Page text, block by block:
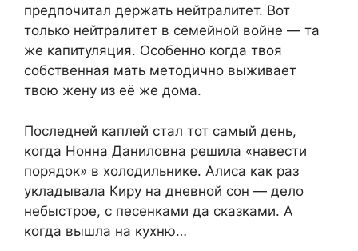
предпочитал держать нейтралитет. Вот
только нейтралитет в семейной войне — та
же капитуляция. Особенно когда твоя
собственная мать методично выживает
твою жену из её же дома.
Последней каплей стал тот самый день,
когда Нонна Даниловна решила «навести
порядок» в холодильнике. Алиса как раз
укладывала Киру на дневной сон — дело
небыстрое, с песенками да сказками. А
когда вышла на кухню…